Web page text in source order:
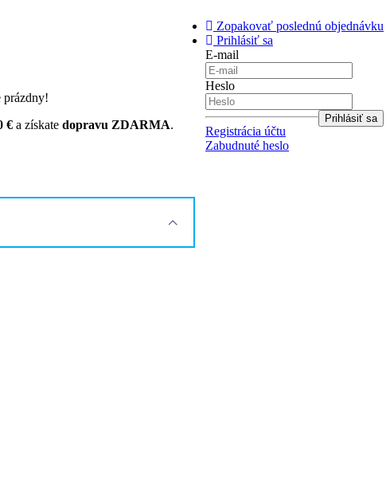
Zopakovať poslednú objednávku
Prihlásiť sa
E-mail
Heslo
Registrácia účtu
Zabudnuté heslo
prázdny!
€ a získate dopravu ZDARMA.